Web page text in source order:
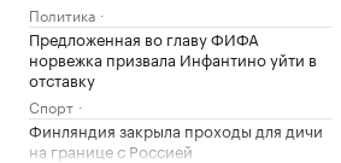
Политика
Предложенная во главу ФИФА
норвежка призвала Инфантино уйти в
отставку
Спорт
Финляндия закрыла проходы для дичи
на границе с Россией